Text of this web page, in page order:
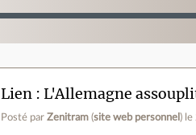
Lien L'Allemagne
Posté parZenitram (site web personnel )